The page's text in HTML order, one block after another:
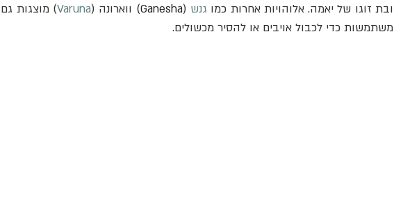
ובת זוגו של יאמה. אלוהויות אחרות כמו גנש (
Ganesha) ווארונה (Varuna
משתמשות כדי לכבול אויבים או להסיר מכשולים.